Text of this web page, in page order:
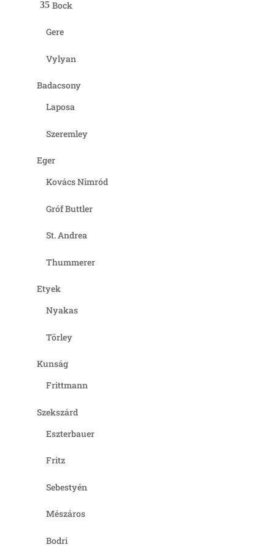
Bock
Gere
Vylyan
Badacsony
Laposa
Szeremley
Eger
Kovács Nimród
Gróf Buttler
St. Andrea
Thummerer
Etyek
Nyakas
Törley
Kunság
Frittmann
Szekszárd
Eszterbauer
Fritz
Sebestyén
Mészáros
Bodri